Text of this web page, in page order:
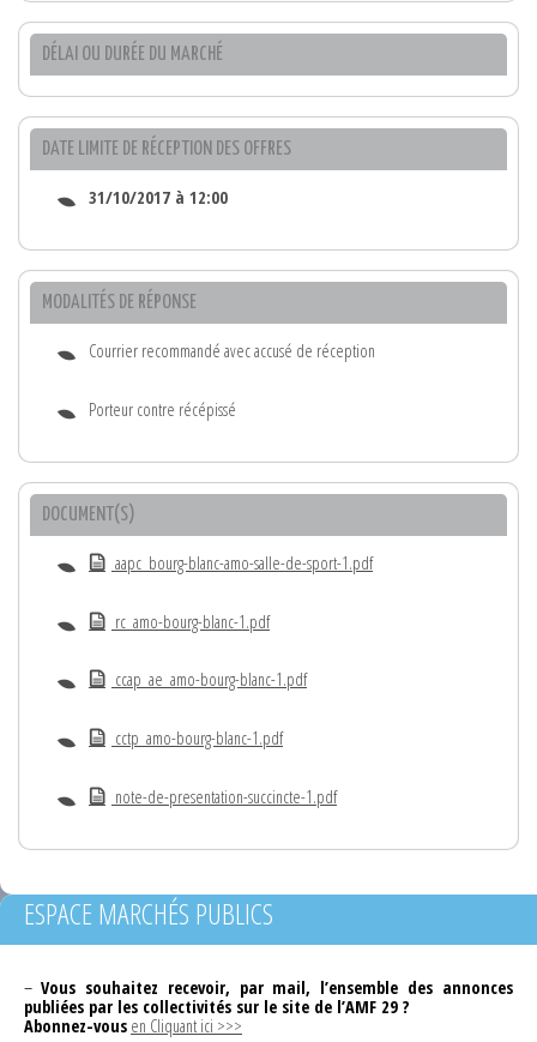
DÉLAI OU DURÉE DU MARCHÉ
DATE LIMITE DE RÉCEPTION DES OFFRES
31/10/2017 à 12:00
MODALITÉS DE RÉPONSE
Courrier recommandé avec accusé de réception
Porteur contre récépissé
DOCUMENT(S)
aapc_bourg-blanc-amo-salle-de-sport-1.pdf
rc_amo-bourg-blanc-1.pdf
ccap_ae_amo-bourg-blanc-1.pdf
cctp_amo-bourg-blanc-1.pdf
note-de-presentation-succincte-1.pdf
ESPACE MARCHÉS PUBLICS
– Vous souhaitez recevoir, par mail, l’ensemble des annonces
publiées par les collectivités sur le site de l’AMF 29 ?
Abonnez-vous en Cliquant ici >>>